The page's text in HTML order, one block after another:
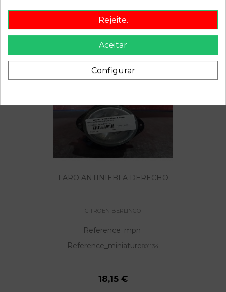
Também poderá gostar
FARO ANTINIEBLA DERECHO
CITROEN BERLINGO
Reference_mpn-
Reference_miniature801134
18,15 €
Rejeite.
Aceitar
Configurar